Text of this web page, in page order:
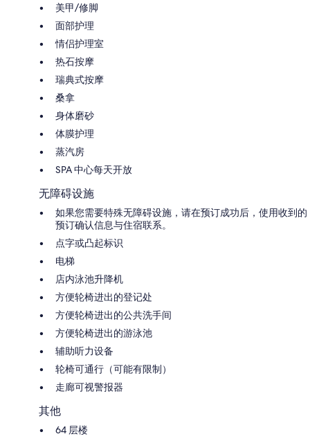
美甲/修脚
面部护理
情侣护理室
热石按摩
瑞典式按摩
桑拿
身体磨砂
体膜护理
蒸汽房
SPA 中心每天开放
无障碍设施
如果您需要特殊无障碍设施，请在预订成功后，使用收到的
预订确认信息与住宿联系。
点字或凸起标识
电梯
店内泳池升降机
方便轮椅进出的登记处
方便轮椅进出的公共洗手间
方便轮椅进出的游泳池
辅助听力设备
轮椅可通行（可能有限制）
走廊可视警报器
其他
64 层楼